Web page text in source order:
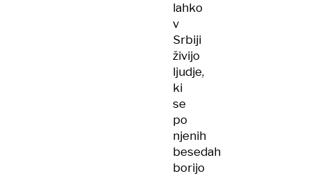
lahko
v
Srbiji
živijo
ljudje,
ki
se
po
njenih
besedah
borijo